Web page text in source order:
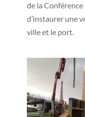
de la Conférence
d’instaurer une
ville et le port.